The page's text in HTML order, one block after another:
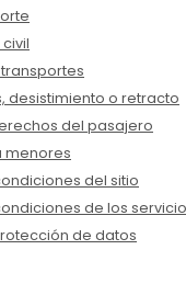
desistimiento o retracto
del pasajero
menores
del sitio
de los
de datos